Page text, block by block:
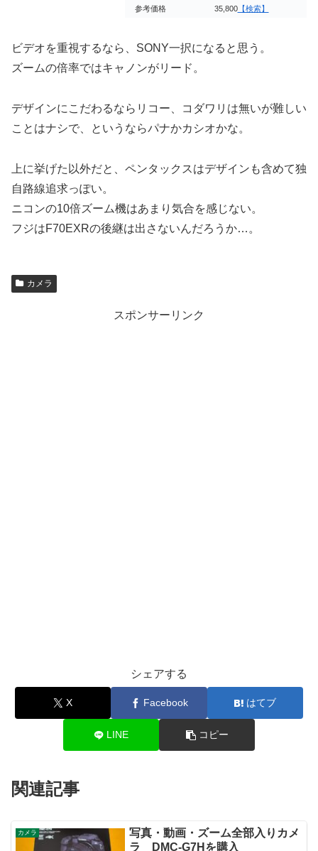
参考価格 35,800【検索】
ビデオを重視するなら、SONY一択になると思う。
ズームの倍率ではキャノンがリード。
デザインにこだわるならリコー、コダワリは無いが難しい
ことはナシで、というならパナかカシオかな。
上に挙げた以外だと、ペンタックスはデザインも含めて独
自路線追求っぽい。
ニコンの10倍ズーム機はあまり気合を感じない。
フジはF70EXRの後継は出さないんだろうか…。
カメラ
スポンサーリンク
シェアする
X Facebook はてブ
LINE コピー
関連記事
カメラ
写真・動画・ズーム全部入りカメ
ラ DMC-G7Hを購入